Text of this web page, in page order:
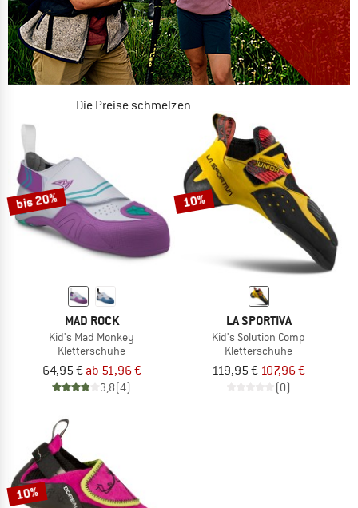
Die Preise schmelzen
JETZT BIS ZU 50% RABATT
ZUM SOMMER SALE
bis 20%
MAD ROCK
Kid's Mad Monkey
Kletterschuhe
64,95 € ab 51,96 €
3,8(4)
10%
LA SPORTIVA
Kid's Solution Comp
Kletterschuhe
119,95 € 107,96 €
(0)
10%